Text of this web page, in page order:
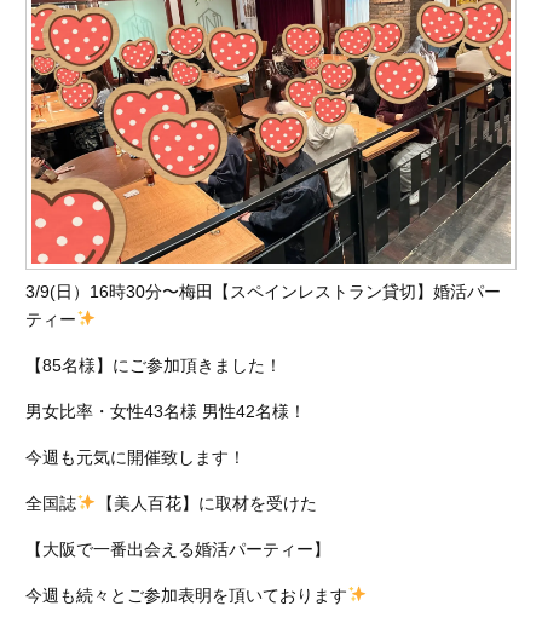
3/9(日）16時30分〜梅田【スペインレストラン貸切】婚活パー
ティー
【85名様】にご参加頂きました！
男女比率・女性43名様 男性42名様！
今週も元気に開催致します！
全国誌 【美人百花】に取材を受けた
【大阪で一番出会える婚活パーティー】
今週も続々とご参加表明を頂いております